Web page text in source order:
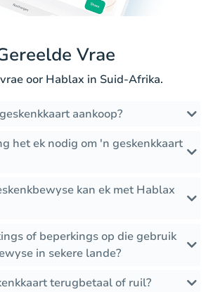
Vrae
oor Hablax in Suid-Afrika.
aankoop?
het ek nodig om 'n geskenkkaart
kan ek met Hablax
of beperkings op die gebruik
in sekere lande?
terugbetaal of ruil?